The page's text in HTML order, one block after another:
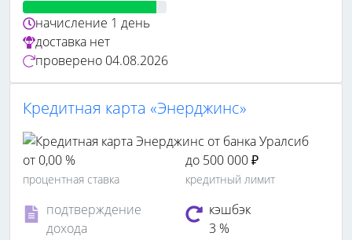
начисление 1 день
доставка нет
проверено 04.08.2026
Кредитная карта «Энерджинс»
от 0,00 %
процентная ставка
до 500 000 ₽
кредитный лимит
подтверждение
дохода
кэшбэк
3 %